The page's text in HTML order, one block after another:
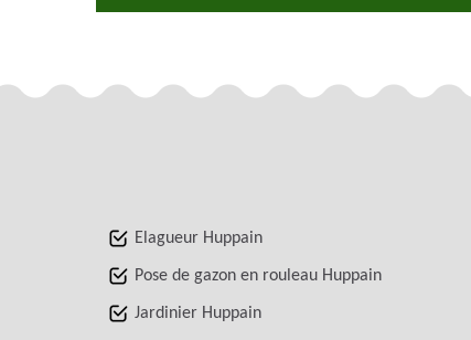
Elagueur Huppain
Pose de gazon en rouleau Huppain
Jardinier Huppain